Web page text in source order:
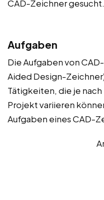
CAD-Zeichner gesucht.
Aufgaben
Die Aufgaben von
Aided Design-
Tätigkeiten, die je
Projekt variieren
Aufgaben eines CAD-